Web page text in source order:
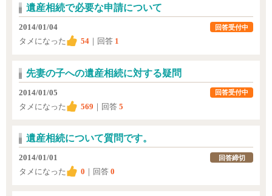
遺産相続で必要な申請について
2014/01/04
タメになった
54 ｜回答 1
回答受付中
先妻の子への遺産相続に対する疑問
2014/01/05
タメになった
569 ｜回答 5
回答受付中
遺産相続について質問です。
2014/01/01
タメになった
0 ｜回答 0
回答締切